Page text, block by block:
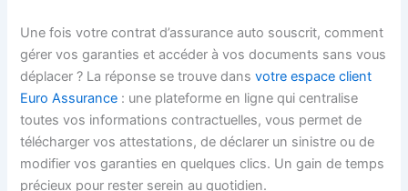
Une fois votre contrat d’assurance auto souscrit, comment
gérer vos garanties et accéder à vos documents sans vous
déplacer ? La réponse se trouve dansvotre espace client
Euro Assurance : une plateforme en ligne qui centralise
toutes vos informations contractuelles, vous permet de
télécharger vos attestations, de déclarer un sinistre ou de
modifier vos garanties en quelques clics. Un gain de temps
précieux pour rester serein au quotidien.